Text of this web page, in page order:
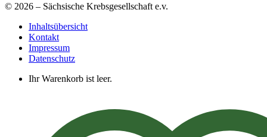
© 2026 – Sächsische Krebsgesellschaft e.v.
Inhaltsübersicht
Kontakt
Impressum
Datenschutz
Ihr Warenkorb ist leer.